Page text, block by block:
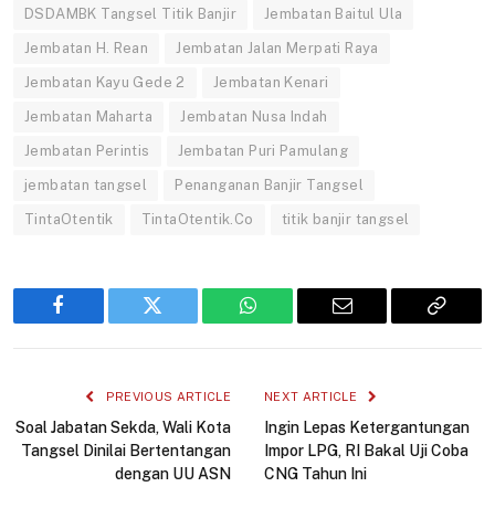
DSDAMBK Tangsel Titik Banjir Jembatan Baitul Ula
Jembatan H. Rean Jembatan Jalan Merpati Raya
Jembatan Kayu Gede 2 Jembatan Kenari
Jembatan Maharta Jembatan Nusa Indah
Jembatan Perintis Jembatan Puri Pamulang
jembatan tangsel Penanganan Banjir Tangsel
TintaOtentik TintaOtentik.Co titik banjir tangsel
Facebook Twitter WhatsApp Email
Copy
PREVIOUS ARTICLE
Soal Jabatan Sekda, Wali Kota
Tangsel Dinilai Bertentangan
dengan UU ASN
NEXT ARTICLE
Ingin Lepas Ketergantungan
Impor LPG, RI Bakal Uji Coba
CNG Tahun Ini